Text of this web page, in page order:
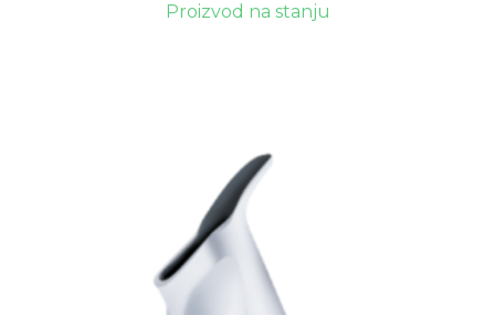
Proizvod na stanju